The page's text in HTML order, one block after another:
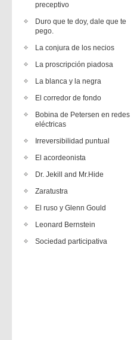
preceptivo
Duro que te doy, dale que te
pego.
La conjura de los necios
La proscripción piadosa
La blanca y la negra
El corredor de fondo
Bobina de Petersen en redes
eléctricas
Irreversibilidad puntual
El acordeonista
Dr. Jekill and Mr.Hide
Zaratustra
El ruso y Glenn Gould
Leonard Bernstein
Sociedad participativa